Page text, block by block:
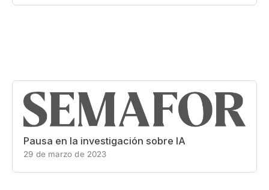
Pausa en la investigación sobre IA
29 de marzo de 2023